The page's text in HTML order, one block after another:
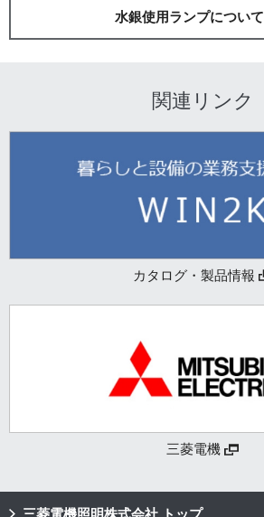
水銀使用ランプについて
関連リンク
カタログ・製品情報
三菱電機